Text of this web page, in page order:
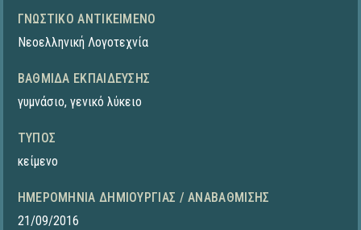
ΓΝΩΣΤΙΚΌ ΑΝΤΙΚΕΊΜΕΝΟ
Νεοελληνική Λογοτεχνία
ΒΑΘΜΊΔΑ ΕΚΠΑΊΔΕΥΣΗΣ
γυμνάσιο, γενικό λύκειο
ΤΎΠΟΣ
κείμενο
ΗΜΕΡΟΜΗΝΊΑ ΔΗΜΙΟΥΡΓΊΑΣ / ΑΝΑΒΆΘΜΙΣΗΣ
21/09/2016